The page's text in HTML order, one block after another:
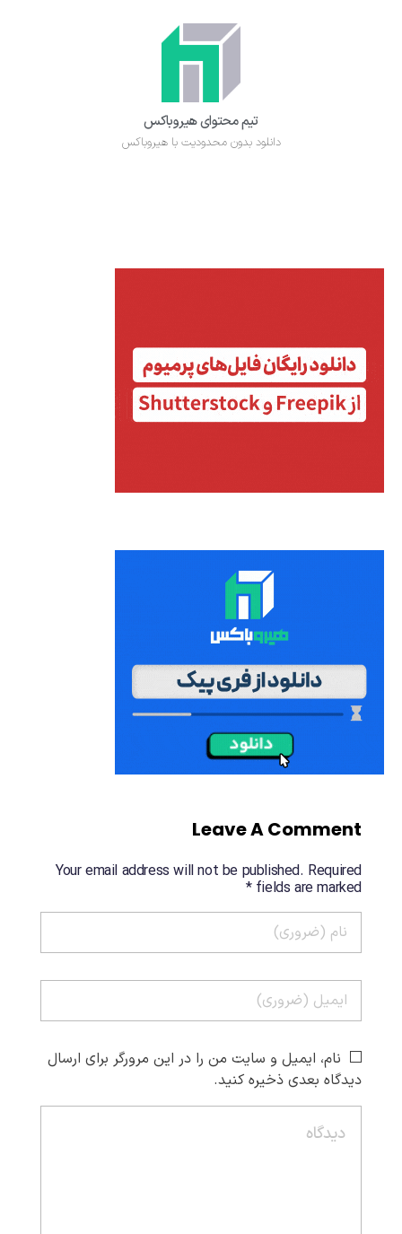
تیم محتوای هیروباکس
دانلود بدون محدودیت با هیروباکس
Leave A Comment
Your email address will not be published. Required
fields are marked *
نام، ایمیل و سایت من را در این مرورگر برای ارسال
دیدگاه بعدی ذخیره کنید.